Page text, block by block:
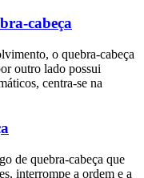
cabeça
o quebra-cabeça
outro lado possui
centra-se na
de quebra-cabeça que
interrompe a ordem e a